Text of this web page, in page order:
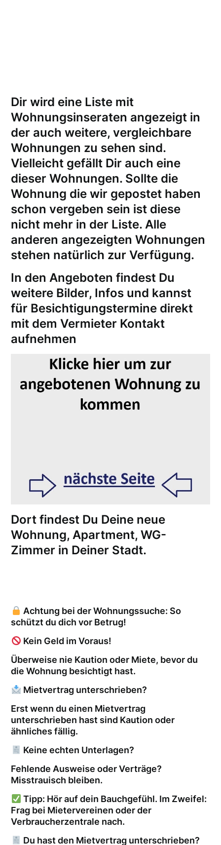
Dir wird eine Liste mit
Wohnungsinseraten angezeigt in
der auch weitere, vergleichbare
Wohnungen zu sehen sind.
Vielleicht gefällt Dir auch eine
dieser Wohnungen. Sollte die
Wohnung die wir gepostet haben
schon vergeben sein ist diese
nicht mehr in der Liste. Alle
anderen angezeigten Wohnungen
stehen natürlich zur Verfügung.
In den Angeboten findest Du
weitere Bilder, Infos und kannst
für Besichtigungstermine direkt
mit dem Vermieter Kontakt
aufnehmen
Dort findest Du Deine neue
Wohnung, Apartment, WG-
Zimmer in Deiner Stadt.
Achtung bei der Wohnungssuche: So
schützt du dich vor Betrug!
Kein Geld im Voraus!
Überweise nie Kaution oder Miete, bevor du
die Wohnung besichtigt hast.
Mietvertrag unterschrieben?
Erst wenn du einen Mietvertrag
unterschrieben hast sind Kaution oder
ähnliches fällig.
Keine echten Unterlagen?
Fehlende Ausweise oder Verträge?
Misstrauisch bleiben.
Tipp: Hör auf dein Bauchgefühl. Im Zweifel:
Frag bei Mietervereinen oder der
Verbraucherzentrale nach.
Du hast den Mietvertrag unterschrieben?